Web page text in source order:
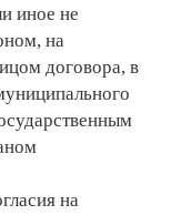
иное не
на
договора, в
на